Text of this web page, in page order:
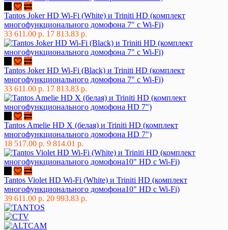
Tantos Joker HD Wi-Fi (White) и Triniti HD (комплект
многофункционального домофона 7" с Wi-Fi)
33 611.00 р. 17 813.83 р.
Tantos Joker HD Wi-Fi (Black) и Triniti HD (комплект
многофункционального домофона 7" с Wi-Fi)
33 611.00 р. 17 813.83 р.
Tantos Amelie HD X (белая) и Triniti HD (комплект
многофункционального домофона HD 7")
18 517.00 р. 9 814.01 р.
Tantos Violet HD Wi-Fi (White) и Triniti HD (комплект
многофункционального домофона10" HD с Wi-Fi)
39 611.00 р. 20 993.83 р.